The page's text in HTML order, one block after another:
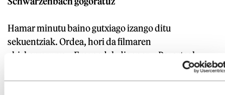
Hamar minutu baino gutxiago izango ditu
sekuentziak. Ordea, hori da filmaren
«bizkarrezurra», Fresnedak dioenez. «Pasarteak
erakusten baitu zer-nolako eraikinak egiten ditugun
besteengandik banatzeko, eta guk, aldiz, jendearen